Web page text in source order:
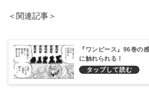
＜関連記事＞
『ワンピース』96巻の
に触れられる！